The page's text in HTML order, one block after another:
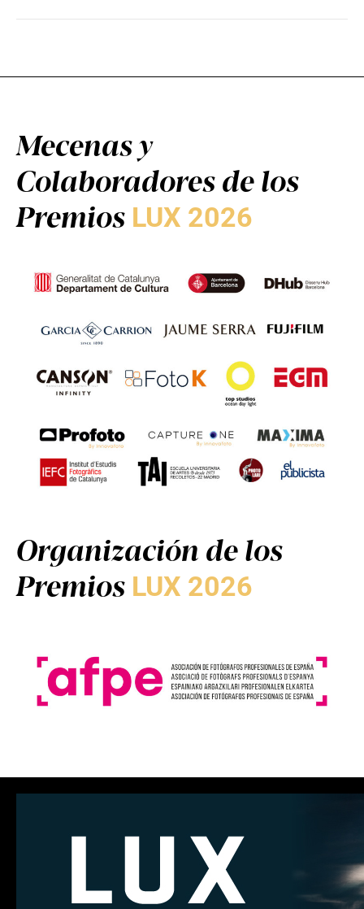
Mecenas y
Colaboradores de los
Premios LUX 2026
Organización de los
Premios LUX 2026